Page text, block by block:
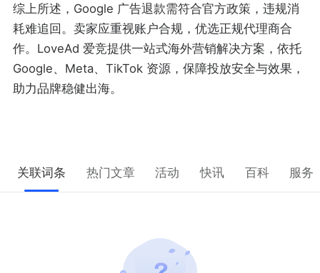
综上所述，Google 广告退款需符合官方政策，违规消
耗难追回。卖家应重视账户合规，优选正规代理商合
作。LoveAd 爱竞提供一站式海外营销解决方案，依托
Google、Meta、TikTok 资源，保障投放安全与效果，
助力品牌稳健出海。
关联词条 热门文章 活动 快讯 百科 服务